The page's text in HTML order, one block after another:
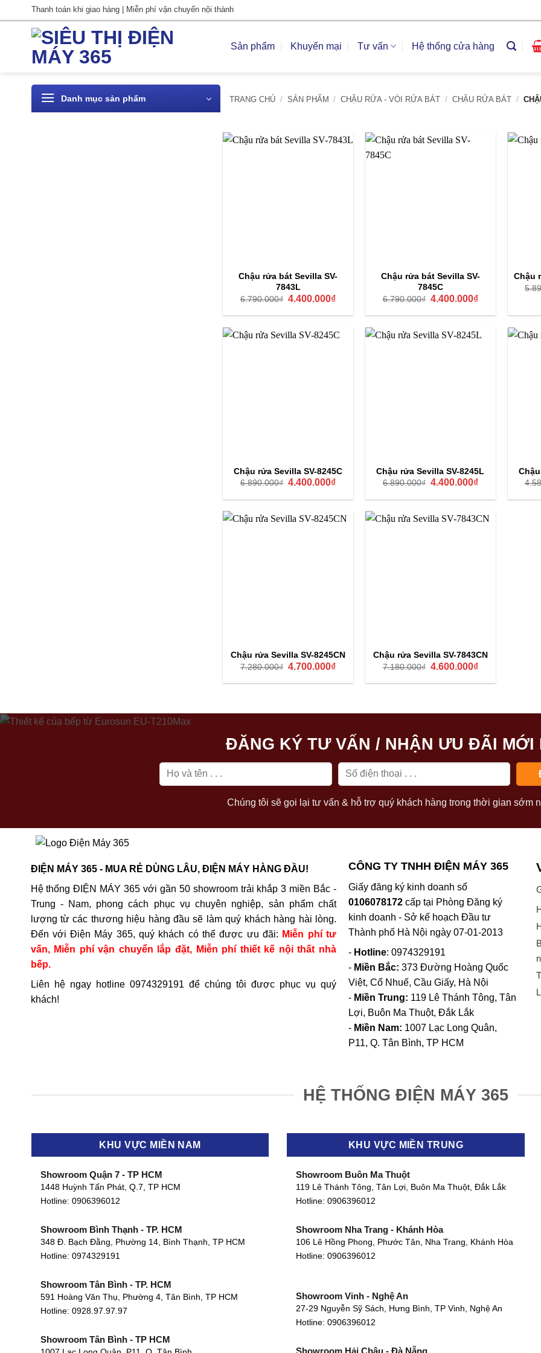
qua
Thanh toán khi giao hàng | Miễn phí vận chuyển nội thành
Sản phẩm Khuyến mại Tư vấn Hệ thống cửa hàng
Danh mục sản phẩm TRANG CHỦ / SẢN PHẨM / CHẬU RỬA - VÒI RỬA BÁT / CHẬU RỬA BÁT /
Chậu rửa bát Sevilla SV-
7843L
6.790.000₫ Giá
là:
4.400.000₫Giá
tại
4.400.000₫.
Chậu rửa bát Sevilla SV-
7845C
6.790.000₫ Giá
là:
4.400.000₫Giá
tại
4.400.000₫.
Chậu
Chậu rửa Sevilla SV-8245C
6.890.000₫ Giá
là:
4.400.000₫Giá
tại
4.400.000₫.
Chậu rửa Sevilla SV-8245L
6.890.000₫ Giá
là:
4.400.000₫Giá
tại
4.400.000₫.
Chậu rửa Sevilla SV-8245CN
7.280.000₫ Giá
là:
4.700.000₫Giá
tại
Chậu rửa Sevilla SV-7843CN
7.180.000₫ Giá
là:
4.600.000₫Giá
tại
ĐĂNG KÝ TƯ VẤN / NHẬN ƯU ĐÃI MỚI
Chúng tôi sẽ gọi lại tư vấn & hỗ trợ quý khách hàng trong thời gian sớm
ĐIỆN MÁY 365 - MUA RẺ DÙNG LÂU, ĐIỆN MÁY HÀNG ĐẦU!
Hệ thống ĐIỆN MÁY 365 với gần 50 showroom trải khắp 3 miền Bắc -
Trung - Nam, phong cách phục vụ chuyên nghiệp, sản phẩm chất
lượng từ các thương hiệu hàng đầu sẽ làm quý khách hàng hài lòng.
Đến với Điện Máy 365, quý khách có thể được ưu đãi: Miễn phí tư
vấn, Miễn phí vận chuyển lắp đặt, Miễn phí thiết kế nội thất nhà
bếp.
Liên hệ ngay hotline 0974329191 để chúng tôi được phục vụ quý
khách!
CÔNG TY TNHH ĐIỆN MÁY 365
Giấy đăng ký kinh doanh số
0106078172cấp tại Phòng Đăng ký
kinh doanh - Sở kế hoạch Đầu tư
Thành phố Hà Nội ngày 07-01-2013
- Hotline: 0974329191
- Miền Bắc: 373 Đường Hoàng Quốc
Việt, Cổ Nhuế, Cầu Giấy, Hà Nội
- Miền Trung: 119 Lê Thánh Tông, Tân
Lợi, Buôn Ma Thuột, Đắk Lắk
- Miền Nam: 1007 Lạc Long Quân,
P11, Q. Tân Bình, TP HCM
HỆ THỐNG ĐIỆN MÁY 365
KHU VỰC MIỀN NAM
Showroom Quận 7 - TP HCM
1448 Huỳnh Tấn Phát, Q.7, TP HCM
Hotline: 0906396012
Showroom Bình Thạnh - TP. HCM
348 Đ. Bạch Đằng, Phường 14, Bình Thạnh, TP HCM
Hotline: 0974329191
Showroom Tân Bình - TP. HCM
591 Hoàng Văn Thụ, Phường 4, Tân Bình, TP HCM
Hotline: 0928.97.97.97
Showroom Tân Bình - TP HCM
KHU VỰC MIỀN TRUNG
Showroom Buôn Ma Thuột
119 Lê Thánh Tông, Tân Lợi, Buôn Ma Thuột, Đắk Lắk
Hotline:0906396012
Showroom Nha Trang - Khánh Hòa
106 Lê Hồng Phong, Phước Tân, Nha Trang, Khánh Hòa
Hotline:0906396012
Showroom Vinh - Nghệ An
27-29 Nguyễn Sỹ Sách, Hưng Bình, TP Vinh, Nghệ An
Hotline:0906396012